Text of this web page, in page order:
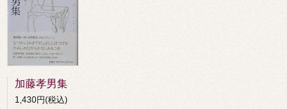
加藤孝男集
1,430円(税込)